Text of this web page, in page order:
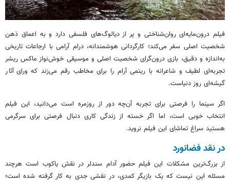
فیلم درون‌مایه‌ای روان‌شناختی و پر از دیالوگ‌های فلسفی دارد و به اعماق ذهن
شخصیت اصلی سفر می‌کند؛ کارگردانی هوشمندانه، درام آرامی با ارجاعات تاریخی
به‌اندازه و دقیق، بازی درون‌گرای شخصیت اصلی و موسیقی خوش‌نواز ماکس ریشر
تجربه‌ای لطیف و شاعرانه با ریتمی آرام را برای مخاطب رقم می‌زند که ورای آثار
گیشه‌ای روز دنیاست.
اگر سینما را فرصتی برای تجربه آن‌چه دور از روزمره است می‌دانید، این فیلم
انتخاب خوبی است، اما اگر خسته از زندگی کاری دنبال فرصتی برای سرگرمی
هستید سراغ تماشای این فیلم نروید.
در نقد فضانورد
از بزرگ‌ترین مشکلات این فیلم حضورآدام سندلر در نقشیاکوب است هرچند
مسئله این نیست که یک بازیگر کمدی، در نقشی جدی به کار گرفته شده است؛